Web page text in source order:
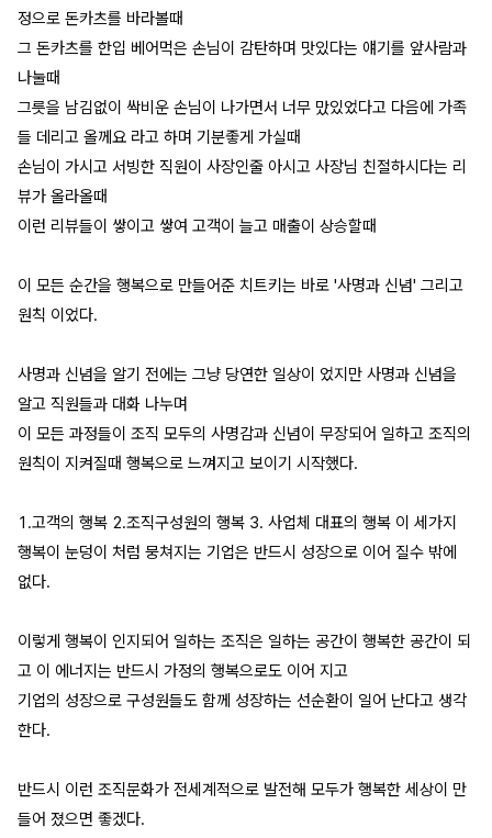
정으로 돈카츠를 바라볼때
그 돈카츠를 한입 베어먹은 손님이 감탄하며 맛있다는 얘기를 앞사람과
나눌때
그릇을 남김없이 싹비운 손님이 나가면서 너무 맜있었다고 다음에 가족
들 데리고 올께요 라고 하며 기분좋게 가실때
손님이 가시고 서빙한 직원이 사장인줄 아시고 사장님 친절하시다는 리
뷰가 올라올때
이런 리뷰들이 쌓이고 쌓여 고객이 늘고 매출이 상승할때
이 모든 순간을 행복으로 만들어준 치트키는 바로 '사명과 신념' 그리고
원칙 이었다.
사명과 신념을 알기 전에는 그냥 당연한 일상이 었지만 사명과 신념을
알고 직원들과 대화 나누며
이 모든 과정들이 조직 모두의 사명감과 신념이 무장되어 일하고 조직의
원칙이 지켜질때 행복으로 느껴지고 보이기 시작했다.
1.고객의 행복 2.조직구성원의 행복 3. 사업체 대표의 행복 이 세가지
행복이 눈덩이 처럼 뭉쳐지는 기업은 반드시 성장으로 이어 질수 밖에
없다.
이렇게 행복이 인지되어 일하는 조직은 일하는 공간이 행복한 공간이 되
고 이 에너지는 반드시 가정의 행복으로도 이어 지고
기업의 성장으로 구성원들도 함께 성장하는 선순환이 일어 난다고 생각
한다.
반드시 이런 조직문화가 전세계적으로 발전해 모두가 행복한 세상이 만
들어 졌으면 좋겠다.